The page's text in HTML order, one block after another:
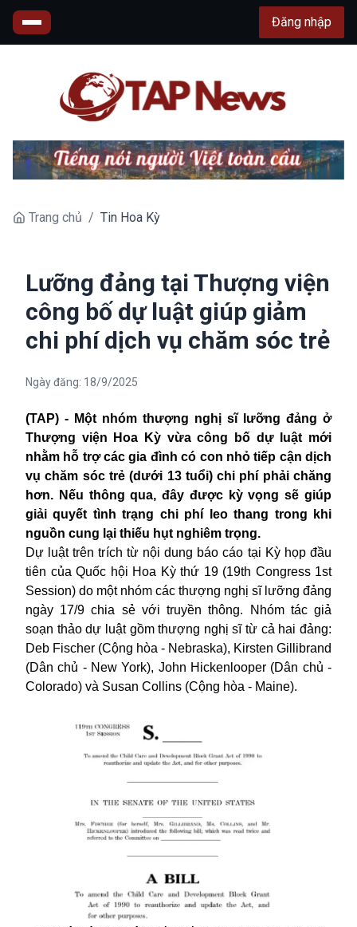
Đăng nhập
Trang chủ / Tin Hoa Kỳ
Lưỡng đảng tại Thượng viện
công bố dự luật giúp giảm
chi phí dịch vụ chăm sóc trẻ
Ngày đăng: 18/9/2025
(TAP) - Một nhóm thượng nghị sĩ lưỡng đảng ở
Thượng viện Hoa Kỳ vừa công bố dự luật mới
nhằm hỗ trợ các gia đình có con nhỏ tiếp cận dịch
vụ chăm sóc trẻ (dưới 13 tuổi) chi phí phải chăng
hơn. Nếu thông qua, đây được kỳ vọng sẽ giúp
giải quyết tình trạng chi phí leo thang trong khi
nguồn cung lại thiếu hụt nghiêm trọng.
Dự luật trên trích từ nội dung báo cáo tại Kỳ họp đầu
tiên của Quốc hội Hoa Kỳthứ 19 (19th Congress 1st
Session) do một nhóm các thượng nghị sĩ lưỡng đảng
ngày 17/9 chia sẻ với truyền thông. Nhóm tác giả
soạn thảo dự luật gồm thượng nghị sĩ từ cả hai đảng:
Deb Fischer (Cộng hòa - Nebraska), Kirsten Gillibrand
(Dân chủ - New York), John Hickenlooper (Dân chủ -
Colorado) và Susan Collins (Cộng hòa - Maine).